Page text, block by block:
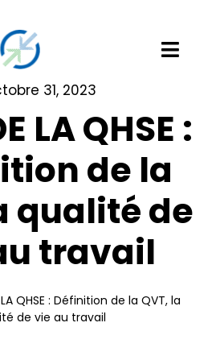
31, 2023
LA QHSE :
de la
qualité de
travail
QHSE : Définition de la QVT, la
de vie au travail